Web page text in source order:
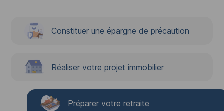
Constituer une épargne de précaution
Réaliser votre projet immobilier
Préparer votre retraite